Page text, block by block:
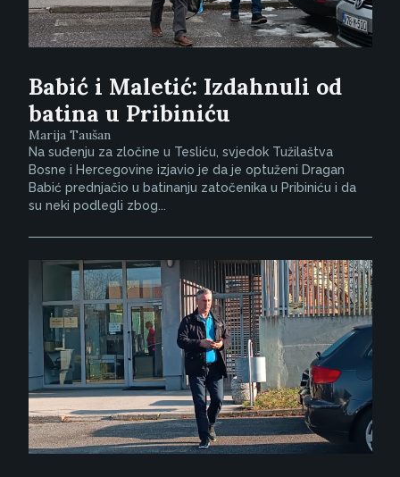
Babić i Maletić: Izdahnuli od
batina u Pribiniću
Marija Taušan
Na suđenju za zločine u Tesliću, svjedok Tužilaštva
Bosne i Hercegovine izjavio je da je optuženi Dragan
Babić prednjačio u batinanju zatočenika u Pribiniću i da
su neki podlegli zbog...